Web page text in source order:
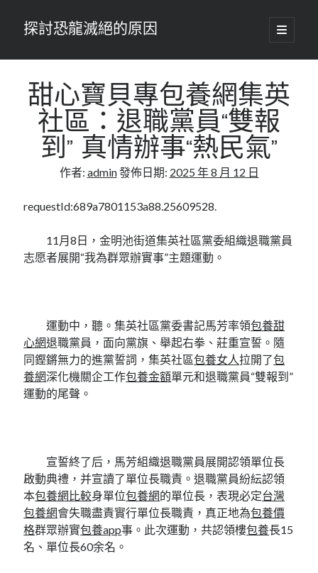
探討恐龍滅絕的原因
開
啟
要
單
甜心寶貝專包養網集英
社區：退職黨員“雙報
到” 真情辦事“熱民氣”
作者: admin發佈日期: 2025 年 8 月 12 日
requestId:689a7801153a88.25609528.
11月8日，金明池街道集英社區黨委組織退職黨員
志愿者展開“我為群眾辦實事”主題運動。
運動中，聽。集英社區黨委書記馬芳率領包養甜
心網退職黨員，面向黨旗、舉起右拳、莊重宣誓。隨
同鏗鏘無力的進黨誓詞，集英社區包養女人拉開了包
養網深化機關企工作包養金額單元和退職黨員“雙報到”
運動的尾聲。
宣誓終了后，馬芳組織退職黨員展開認領單位長
啟動典禮，并宣讀了單位長職責。退職黨員紛紜認領
本包養網比較身單位包養網的單位長，表現必定台灣
包養網會失職盡責實行單位長職責，真正地為包養價
格群眾辦實包養app事。此次運動，共認領樓包養長15
名、單位長60余名。